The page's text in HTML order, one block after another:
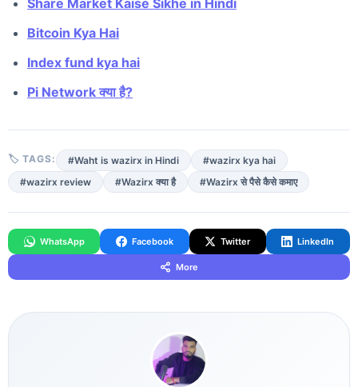
Bitcoin Kya Hai
Index fund kya hai
Pi Network क्या है?
🏷 TAGS: #Waht is wazirx in Hindi
#wazirx kya hai
#wazirx review
#Wazirx क्या है #Wazirx से पैसे कैसे कमाए
WhatsApp Facebook Twitter LinkedIn
More